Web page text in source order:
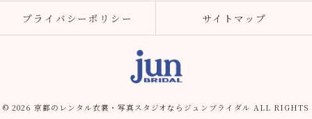
プライバシーポリシー サイトマップ
© 2026 京都のレンタル衣裳・写真スタジオならジュンブライダル ALL RIGHTS